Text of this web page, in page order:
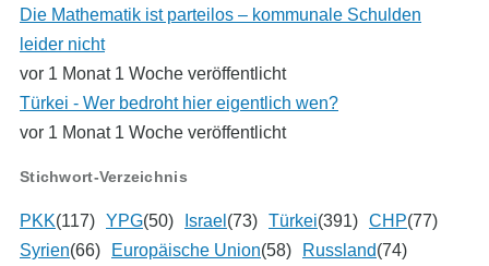
Die Mathematik ist parteilos – kommunale Schulden
leider nicht
vor 1 Monat 1 Woche veröffentlicht
Türkei - Wer bedroht hier eigentlich wen?
vor 1 Monat 1 Woche veröffentlicht
Stichwort-Verzeichnis
PKK(117) YPG(50) Israel (73) Türkei(391) CHP(77)
Syrien(66) Europäische Union(58) Russland(74)